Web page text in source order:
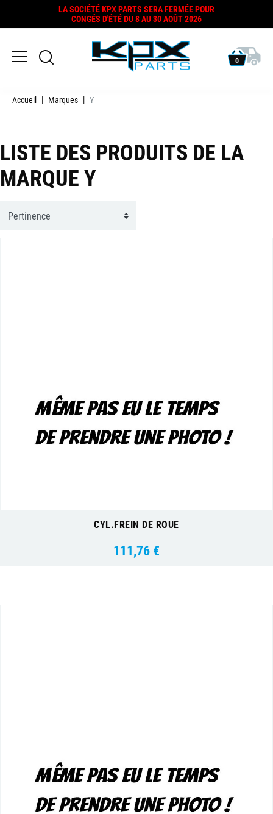
LA SOCIÉTÉ KPX PARTS SERA FERMÉE POUR
CONGÉS D'ÉTÉ DU 8 AU 30 AOÛT 2026
0
Accueil Marques Y
LISTE DES PRODUITS DE LA
MARQUE Y
CYL.FREIN DE ROUE
Prix
111,76 €